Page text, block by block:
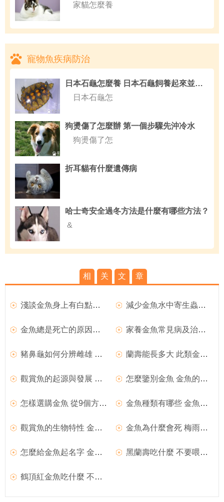
家貓怎麼養
寵物魚疾病防治
日本石龜怎麼養 日本石龜飼養起來並不難
日本石龜怎
狗燙傷了怎麼辦 第一個步驟先沖冷水
狗燙傷了怎
折耳貓有什麼遺傳病
哈士奇安全過冬方法是什麼有哪些方法？
&
相 关 文 章
淺談金魚身上有白點是怎麼回事? 減少金魚水中寄生蟲的方法
金魚總是死亡的原因有哪些 家養金魚常見病及治療方法介紹
豬鼻龜如何分辨雌雄 雄龜尾巴相對較長 蘭壽能長多大 此類金魚的壽命比較短
觀賞魚的起源與發展 我國是金魚的起源地 怎麼鑒別金魚 金魚的六個鑒別要點
怎樣選購金魚 從9個方面來選購金魚 金魚種類有哪些 金魚的四大種類
觀賞魚的生物特性 金魚屬於鯉科魚類 金魚為什麼會死 梅雨季節金魚容易死亡
怎麼給金魚起名字 金魚的四種命名法 黑蘭壽吃什麼 不要喂買來的劣質金魚飼料
鶴頂紅金魚吃什麼 不要喂劣質金魚飼料